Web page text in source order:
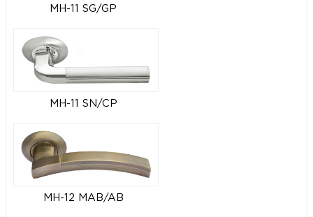
MH-11 SG/GP
MH-11 SN/CP
MH-12 MAB/AB